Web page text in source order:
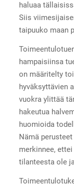
haluaa
Siis
taipuuko maan
hampaisiinsa
on määritelty
hyväksyttävien
vuokra ylittää
hakeutua
huomioida
Nämä
merkinnee,
tilanteesta ole